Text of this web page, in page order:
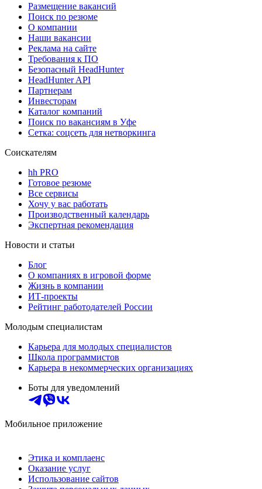
Размещение вакансий
Поиск по резюме
О компании
Наши вакансии
Реклама на сайте
Требования к ПО
Безопасный HeadHunter
HeadHunter API
Партнерам
Инвесторам
Каталог компаний
Поиск по вакансиям в Уфе
Сетка: соцсеть для нетворкинга
Соискателям
hh PRO
Готовое резюме
Все сервисы
Хочу у вас работать
Производственный календарь
Экспертная рекомендация
Новости и статьи
Блог
О компаниях в игровой форме
Жизнь в компании
ИТ-проекты
Рейтинг работодателей России
Молодым специалистам
Карьера для молодых специалистов
Школа программистов
Карьера в некоммерческих организациях
Боты для уведомлений
Мобильное приложение
Этика и комплаенс
Оказание услуг
Использование сайтов